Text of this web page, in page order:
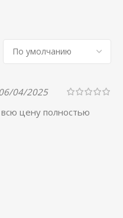
04/2025
всю цену полностью